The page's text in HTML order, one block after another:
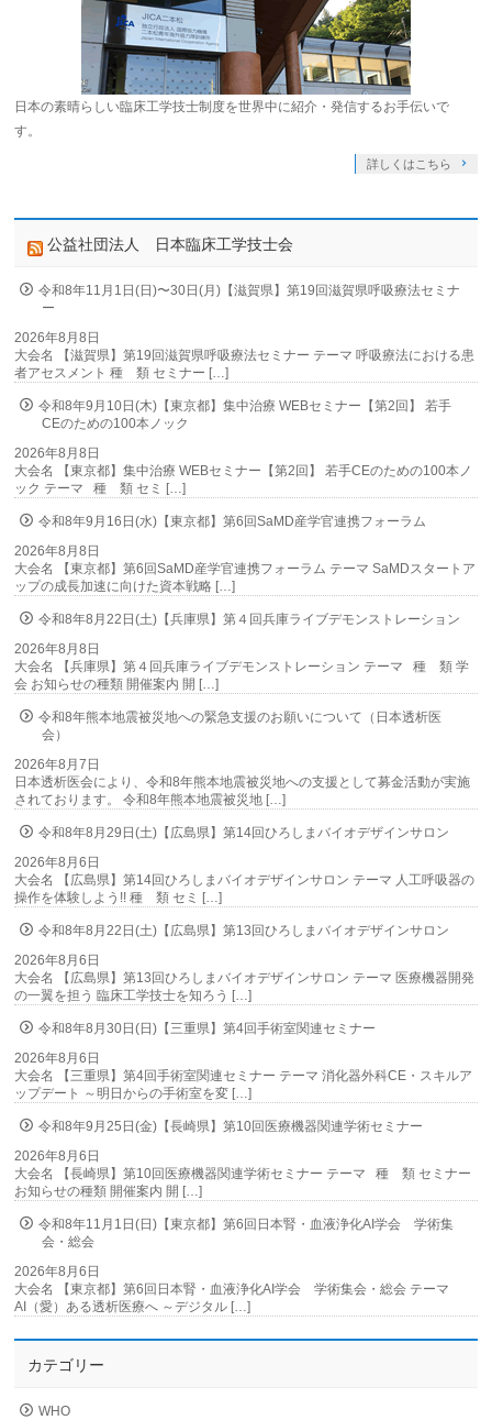
日本の素晴らしい臨床工学技士制度を世界中に紹介・発信するお手伝いで
す。
詳しくはこちら
公益社団法人 日本臨床工学技士会
令和8年11月1日(日)〜30日(月)【滋賀県】第19回滋賀県呼吸療法セミナ
ー
2026年8月8日
大会名 【滋賀県】第19回滋賀県呼吸療法セミナー テーマ 呼吸療法における患
者アセスメント 種 類 セミナー […]
令和8年9月10日(木)【東京都】集中治療 WEBセミナー【第2回】 若手
CEのための100本ノック
2026年8月8日
大会名 【東京都】集中治療 WEBセミナー【第2回】 若手CEのための100本ノ
ック テーマ 種 類 セミ […]
令和8年9月16日(水)【東京都】第6回SaMD産学官連携フォーラム
2026年8月8日
大会名 【東京都】第6回SaMD産学官連携フォーラム テーマ SaMDスタートア
ップの成長加速に向けた資本戦略 […]
令和8年8月22日(土)【兵庫県】第４回兵庫ライブデモンストレーション
2026年8月8日
大会名 【兵庫県】第４回兵庫ライブデモンストレーション テーマ 種 類 学
会 お知らせの種類 開催案内 開 […]
令和8年熊本地震被災地への緊急支援のお願いについて（日本透析医
会）
2026年8月7日
日本透析医会により、令和8年熊本地震被災地への支援として募金活動が実施
されております。 令和8年熊本地震被災地 […]
令和8年8月29日(土)【広島県】第14回ひろしまバイオデザインサロン
2026年8月6日
大会名 【広島県】第14回ひろしまバイオデザインサロン テーマ 人工呼吸器の
操作を体験しよう!! 種 類 セミ […]
令和8年8月22日(土)【広島県】第13回ひろしまバイオデザインサロン
2026年8月6日
大会名 【広島県】第13回ひろしまバイオデザインサロン テーマ 医療機器開発
の一翼を担う 臨床工学技士を知ろう […]
令和8年8月30日(日)【三重県】第4回手術室関連セミナー
2026年8月6日
大会名 【三重県】第4回手術室関連セミナー テーマ 消化器外科CE・スキルア
ップデート ～明日からの手術室を変 […]
令和8年9月25日(金)【長崎県】第10回医療機器関連学術セミナー
2026年8月6日
大会名 【長崎県】第10回医療機器関連学術セミナー テーマ 種 類 セミナー
お知らせの種類 開催案内 開 […]
令和8年11月1日(日)【東京都】第6回日本腎・血液浄化AI学会 学術集
会・総会
2026年8月6日
大会名 【東京都】第6回日本腎・血液浄化AI学会 学術集会・総会 テーマ
AI（愛）ある透析医療へ ～デジタル […]
カテゴリー
WHO